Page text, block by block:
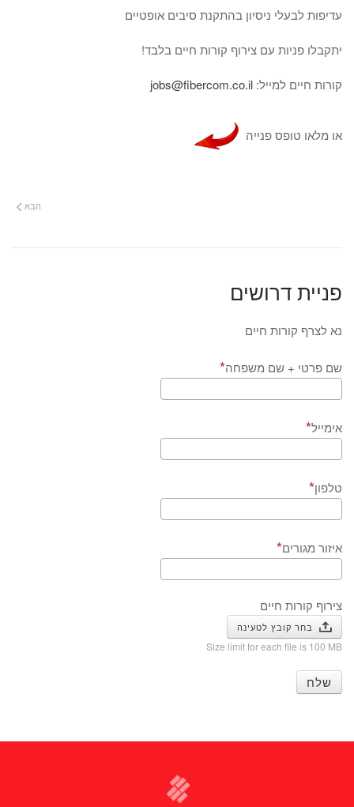
עדיפות לבעלי ניסיון בהתקנת סיבים אופטיים
יתקבלו פניות עם צירוף קורות חיים בלבד!
קורות חיים למייל: jobs@fibercom.co.il
או מלאו טופס פנייה
הבא
פניית דרושים
נא לצרף קורות חיים
שם פרטי + שם משפחה
אימייל
טלפון
איזור מגורים
צירוף קורות חיים
בחר קובץ לטעינה
Size limit for each file is 100 MB
שלח